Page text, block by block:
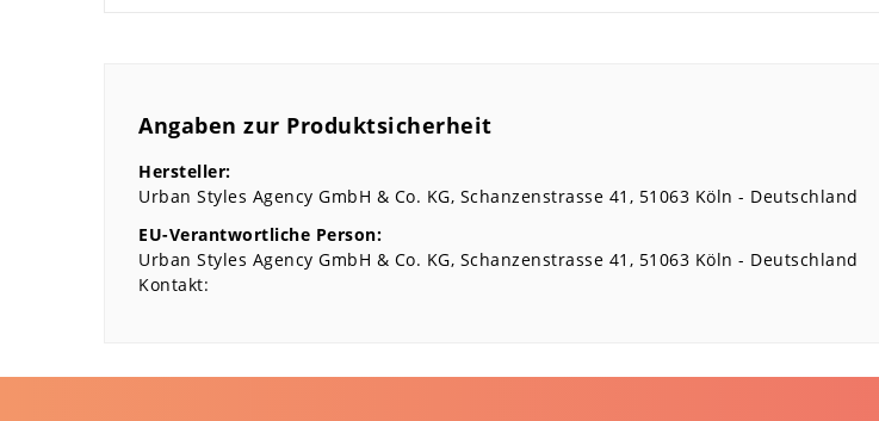
Angaben zur Produktsicherheit
Hersteller:
Urban Styles Agency GmbH & Co. KG Schanzenstrasse 41 51063 Köln
Deutschland
EU-Verantwortliche Person:
Urban Styles Agency GmbH & Co. KG Schanzenstrasse 41 51063 Köln
Deutschland
Kontakt: